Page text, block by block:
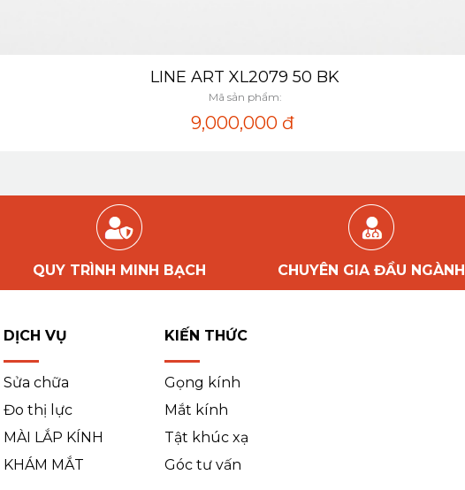
Xem nhanh
LINE ART XL2079 50 BK
Mã sản phẩm:
9,000,000 đ
QUY TRÌNH MINH BẠCH CHUYÊN GIA ĐẦU NGÀNH
DỊCH VỤ
Sửa chữa
Đo thị lực
MÀI LẮP KÍNH
KHÁM MẮT
KIẾN THỨC
Gọng kính
Mắt kính
Tật khúc xạ
Góc tư vấn